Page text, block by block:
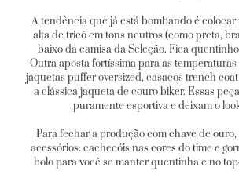
A tendência que já está bombando é colocar
alta de tricô em tons neutros (como preta,
baixo da camisa da Seleção. Fica
Outra aposta fortíssima para as temperaturas
jaquetas puffer oversized, casacos trench
a clássica jaqueta de couro biker. Essas
puramente esportiva e deixam o
Para fechar a produção com chave de
acessórios: cachecóis nas cores do time e
bolo para você se manter quentinha e no